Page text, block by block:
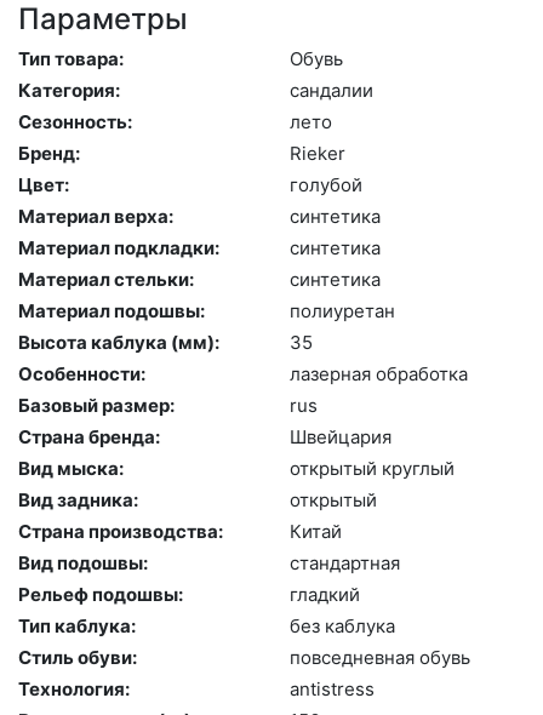
Параметры
Тип товара:
Обувь
Категория:
сан­да­лии
Сезонность:
ле­то
Бренд:
Ri­eker
Цвет:
го­лубой
Материал верха:
син­те­тика
Материал подкладки:
син­те­тика
Материал стельки:
син­те­тика
Материал подошвы:
по­ли­уре­тан
Высота каблука (мм):
35
Особенности:
ла­зер­ная об­ра­бот­ка
Базовый размер:
rus
Страна бренда:
Швей­ца­рия
Вид мыска:
отк­ры­тый круг­лый
Вид задника:
отк­ры­тый
Страна производства:
Ки­тай
Вид подошвы:
стан­дарт­ная
Рельеф подошвы:
глад­кий
Тип каблука:
без каб­лу­ка
Стиль обуви:
пов­седнев­ная обувь
Технология:
an­tist­ress